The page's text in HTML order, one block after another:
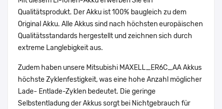
Qualitätsprodukt. Der Akku ist 100% baugleich zu dem
Original Akku. Alle Akkus sind nach höchsten europäischen
Qualitätsstandards hergestellt und zeichnen sich durch
extreme Langlebigkeit aus.
Zudem haben unsere Mitsubishi MAXELL_ER6C_AA Akkus
höchste Zyklenfestigkeit, was eine hohe Anzahl möglicher
Lade- Entlade-Zyklen bedeutet. Die geringe
Selbstentladung der Akkus sorgt bei Nichtgebrauch für